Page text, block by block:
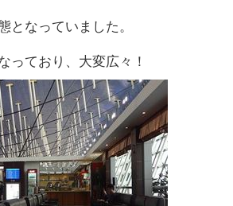
となっていました。
っており、大変広々！